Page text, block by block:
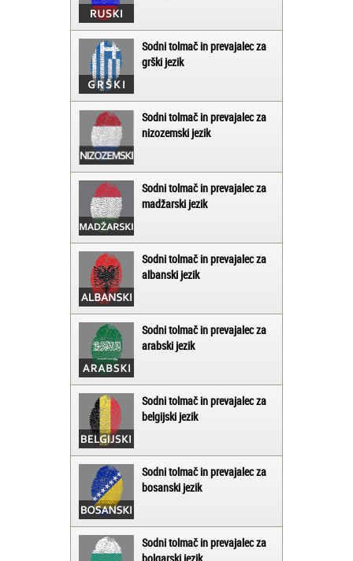
Sodni tolmač in prevajalec za
grški jezik
Sodni tolmač in prevajalec za
nizozemski jezik
Sodni tolmač in prevajalec za
madžarski jezik
Sodni tolmač in prevajalec za
albanski jezik
Sodni tolmač in prevajalec za
arabski jezik
Sodni tolmač in prevajalec za
belgijski jezik
Sodni tolmač in prevajalec za
bosanski jezik
Sodni tolmač in prevajalec za